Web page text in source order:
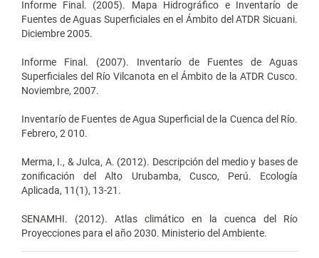
Informe Final. (2005). Mapa Hidrográfico e Inventarío de
Fuentes de Aguas Superficiales en el Ámbito del ATDR Sicuani.
Diciembre 2005.
Informe Final. (2007). Inventarío de Fuentes de Aguas
Superficiales del Río Vilcanota en el Ámbito de la ATDR Cusco.
Noviembre, 2007.
Inventarío de Fuentes de Agua Superficial de la Cuenca del Río.
Febrero, 2 010.
Merma, I., & Julca, A. (2012). Descripción del medio y bases de
zonificación del Alto Urubamba, Cusco, Perú. Ecología
Aplicada, 11(1), 13-21.
SENAMHI. (2012). Atlas climático en la cuenca del Río
Proyecciones para el año 2030. Ministerio del Ambiente.